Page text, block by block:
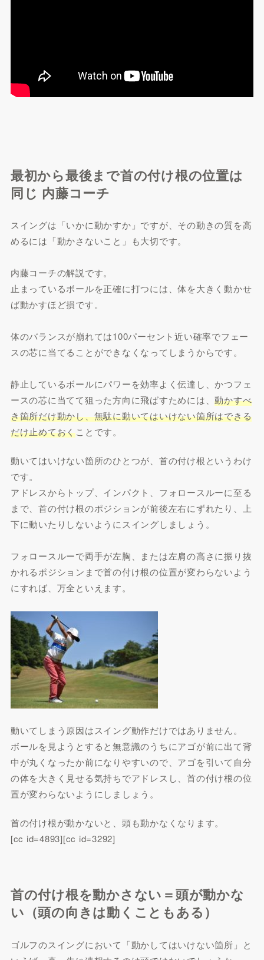
最初から最後まで首の付け根の位置は
同じ 内藤コーチ
スイングは「いかに動かすか」ですが、その動きの質を高
めるには「動かさないこと」も大切です。
内藤コーチの解説です。
止まっているボールを正確に打つには、体を大きく動かせ
ば動かすほど損です。
体のバランスが崩れては100パーセント近い確率でフェー
スの芯に当てることができなくなってしまうからです。
静止しているボールにパワーを効率よく伝達し、かつフェ
ースの芯に当てて狙った方向に飛ばすためには、動かすべ
き箇所だけ動かし、無駄に動いてはいけない箇所はできる
だけ止めておくことです。
動いてはいけない箇所のひとつが、首の付け根というわけ
です。
アドレスからトップ、インパクト、フォロースルーに至る
まで、首の付け根のポジションが前後左右にずれたり、上
下に動いたりしないようにスイングしましょう。
フォロースルーで両手が左胸、または左肩の高さに振り抜
かれるポジションまで首の付け根の位置が変わらないよう
にすれば、万全といえます。
動いてしまう原因はスイング動作だけではありません。
ボールを見ようとすると無意識のうちにアゴが前に出て背
中が丸くなったか前になりやすいので、アゴを引いて自分
の体を大きく見せる気持ちでアドレスし、首の付け根の位
置が変わらないようにしましょう。
首の付け根が動かないと、頭も動かなくなります。
[cc id=4893][cc id=3292]
首の付け根を動かさない＝頭が動かな
い（頭の向きは動くこともある）
ゴルフのスイングにおいて「動かしてはいけない箇所」と